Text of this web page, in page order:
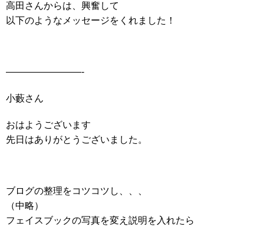
高田さんからは、興奮して
以下のようなメッセージをくれました！
————————-
小藪さん
おはようございます
先日はありがとうございました。
ブログの整理をコツコツし、、、
（中略）
フェイスブックの写真を変え説明を入れたら